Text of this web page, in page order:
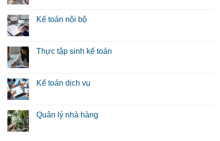
Kế toán nội bộ
Thực tập sinh kế toán
Kế toán dịch vụ
Quản lý nhà hàng